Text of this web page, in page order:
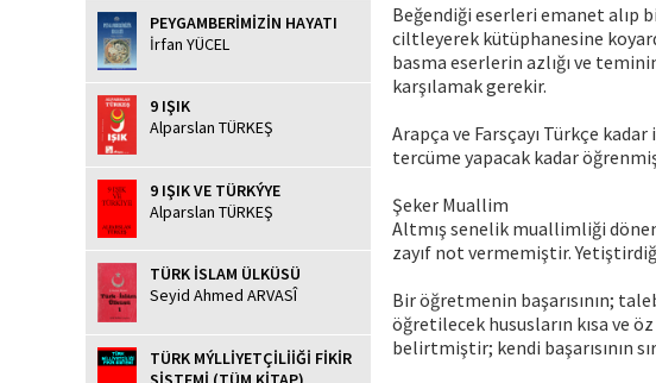
PEYGAMBERİMİZİN HAYATI
İrfan YÜCEL
9 IŞIK
Alparslan TÜRKEŞ
9 IŞIK VE TÜRKÝYE
Alparslan TÜRKEŞ
TÜRK İSLAM ÜLKÜSÜ
Seyid Ahmed ARVASÎ
TÜRK MÝLLİYETÇİLİİĞİ FİKİR
Beğendiği eserleri emanet alıp
ciltleyerek kütüphanesine
basma eserlerin azlığı ve
karşılamak gerekir.
Arapça ve Farsçayı Türkçe
tercüme yapacak kadar
Şeker Muallim
Altmış senelik muallimliği
zayıf not vermemiştir.
Bir öğretmenin başarısının;
öğretilecek hususların kısa ve
belirtmiştir; kendi başarısının